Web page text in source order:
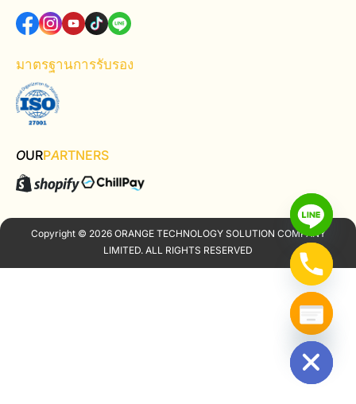
มาตรฐานการรับรอง
OURPARTNERS
Copyright © 2026 ORANGE TECHNOLOGY SOLUTION COMPANY
LIMITED. ALL RIGHTS RESERVED
Hide chaty